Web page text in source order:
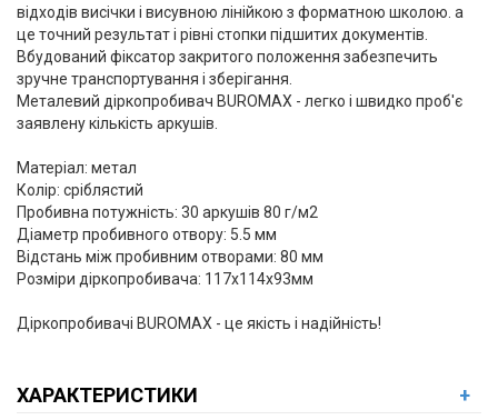
відходів висічки і висувною лінійкою з форматною школою. а
це точний результат і рівні стопки підшитих документів.
Вбудований фіксатор закритого положення забезпечить
зручне транспортування і зберігання.
Металевий діркопробивач BUROMAX - легко і швидко проб'є
заявлену кількість аркушів.
Матеріал: метал
Колір: сріблястий
Пробивна потужність: 30 аркушів 80 г/м2
Діаметр пробивного отвору: 5.5 мм
Відстань між пробивним отворами: 80 мм
Розміри діркопробивача: 117х114х93мм
Діркопробивачі BUROMAX - це якість і надійність!
ХАРАКТЕРИСТИКИ
+